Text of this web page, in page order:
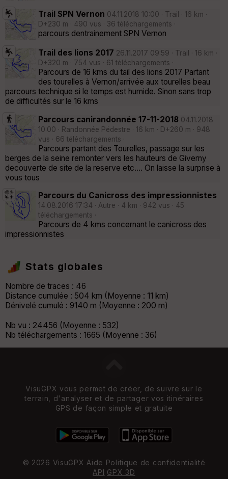
Trail SPN Vernon 04.11.2018 10:00 · Trail · 16 km ·
D+230 m · 490 vus · 36 téléchargements ·
parcours dentrainement SPN Vernon
Trail des lions 2017 26.11.2017 09:59 · Trail · 16 km ·
D+320 m · 754 vus · 61 téléchargements ·
Parcours de 16 kms du tail des lions 2017 Partant
des tourelles à Vernon/arrivée aux tourelles beau
parcours technique si le temps est humide. Sinon sans trop
de difficultés sur le 16 kms
Parcours canirandonnée 17-11-2018 04.11.2018
10:00 · Randonnée Pédestre · 16 km · D+260 m · 948
vus · 66 téléchargements ·
Parcours partant des Tourelles, passage sur les
berges de la seine remonter vers les hauteurs de Giverny
decouverte de site de la reserve etc.... On laisse la surprise à
vous tous
Parcours du Canicross des impressionnistes
14.08.2016 17:34 · Autre · 4 km · 942 vus · 45
téléchargements ·
Parcours de 4 kms concernant le canicross des
impressionnistes
Stats globales
Nombre de traces : 46
Distance cumulée : 504 km (Moyenne : 11 km)
Dénivelé cumulé : 9140 m (Moyenne : 200 m)
Nb vu : 24456 (Moyenne : 532)
Nb téléchargements : 1665 (Moyenne : 36)
VisuGPX vous permet de créer, de suivre sur le
terrain, d'analyser et de partager vos itinéraires
GPS de façon simple et gratuite
© 2026 VisuGPX Aide Politique de confidentialité
API GPX 3D